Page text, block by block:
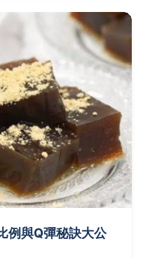
例與Q彈秘訣大公